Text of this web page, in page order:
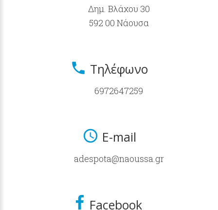
Δημ. Βλάχου 30
592 00 Νάουσα
Τηλέφωνο
6972647259
E-mail
adespota@naoussa.gr
Facebook